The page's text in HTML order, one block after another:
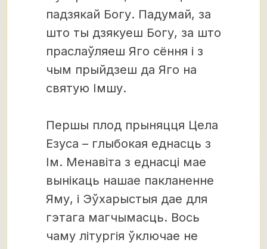
падзякай Богу. Падумай, за
што ты дзякуеш Богу, за што
праслаўляеш Яго сёння і з
чым прыйдзеш да Яго на
святую Імшу.
Першы плод прыняцця Цела
Езуса – глыбокая еднасць з
Ім. Менавіта з еднасці мае
вынікаць нашае пакланенне
Яму, і Эўхарыстыя дае для
гэтага магчымасць. Вось
чаму літургія ўключае не